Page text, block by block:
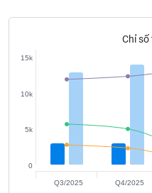
Chỉ số
0
5k
10k
15k
Q3/2025 Q4/2025